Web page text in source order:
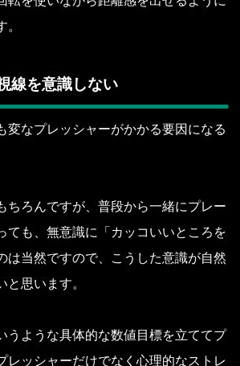
線を意識しない
変なプレッシャーがかかる要因になる
ちろんですが、普段から一緒にプレー
ても、無意識に「カッコいいところを
は当然ですので、こうした意識が自然
と思います。
うような具体的な数値目標を立ててプ
レッシャーだけでなく心理的なストレ